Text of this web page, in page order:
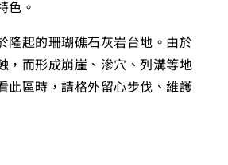
色。
隆起的珊瑚礁石灰岩台地。由於
，而形成崩崖、滲穴、列溝等地
此區時，請格外留心步伐、維護